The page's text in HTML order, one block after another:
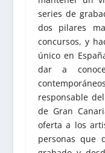
series de
dos pilares
concursos, y
único en
dar a
responsable
de Gran
oferta a los
personas que